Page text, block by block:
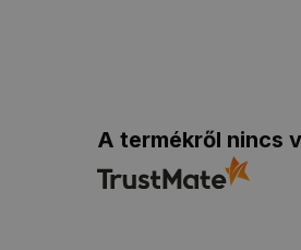
A termékről nincs